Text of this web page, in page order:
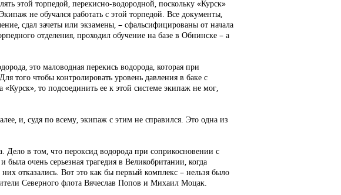
этой торпедой, перекисно-водородной, поскольку «Курск»
не обучался работать с этой торпедой. Все документы,
сдал зачеты или экзамены, – сфальсифицированы от начала
отделения, проходил обучение на базе в Обнинске – а
это маловодная перекись водорода, которая при
того чтобы контролировать уровень давления в баке с
то подсоединить ее к этой системе экипаж не мог,
и, судя по всему, экипаж с этим не справился. Это одна из
Дело в том, что пероксид водорода при соприкосновении с
очень серьезная трагедия в Великобритании, когда
отказались. Вот это как бы первый комплекс – нельзя было
Северного флота Вячеслав Попов и Михаил Моцак.